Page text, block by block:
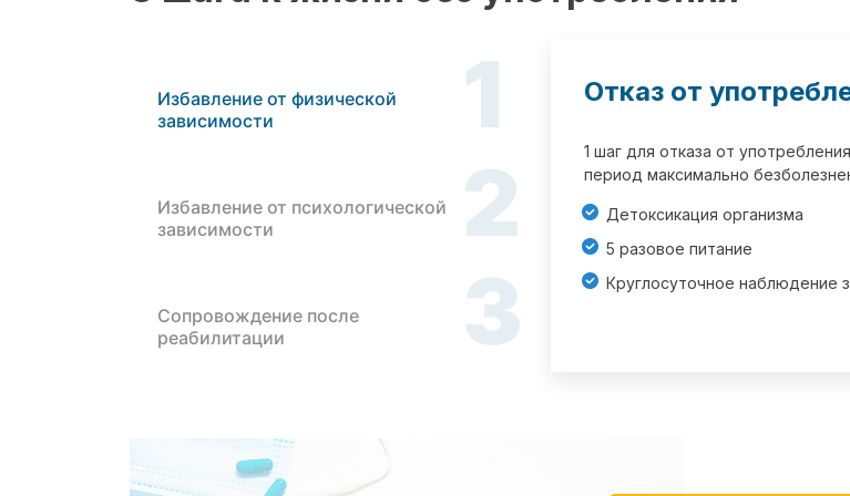
Избавление от физической
зависимости
1
Избавление от психологической
зависимости
2
Сопровождение после
реабилитации
3
Отказ от
1 шаг для отказа от
период максимально
Детоксикация организма
5 разовое питание
Круглосуточное наблюдение